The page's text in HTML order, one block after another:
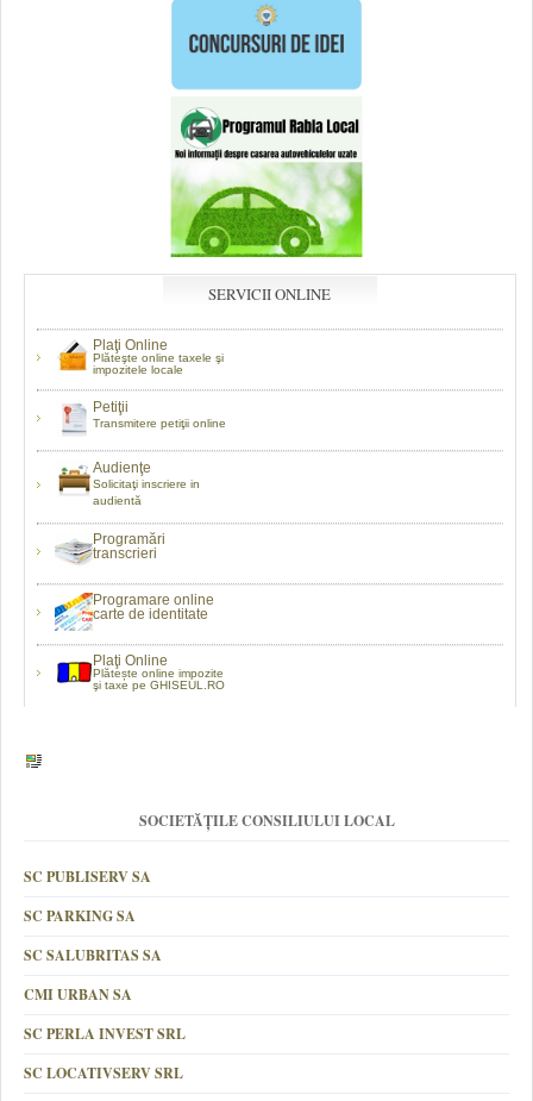
SERVICII ONLINE
Plaţi Online
Plăteşte online taxele şi
impozitele locale
Petiţii
Transmitere petiţii online
Audienţe
Solicitaţi inscriere in
audientă
Programări
transcrieri
Programare online
carte de identitate
Plaţi Online
Plătește online impozite
şi taxe pe GHISEUL.RO
SOCIETĂȚILE CONSILIULUI LOCAL
SC PUBLISERV SA
SC PARKING SA
SC SALUBRITAS SA
CMI URBAN SA
SC PERLA INVEST SRL
SC LOCATIVSERV SRL